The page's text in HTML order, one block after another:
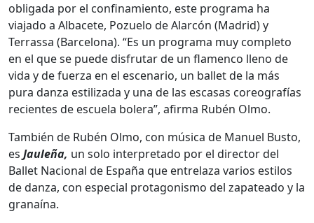
obligada por el confinamiento, este programa ha
viajado a Albacete, Pozuelo de Alarcón (Madrid) y
Terrassa (Barcelona). “Es un programa muy completo
en el que se puede disfrutar de un flamenco lleno de
vida y de fuerza en el escenario, un ballet de la más
pura danza estilizada y una de las escasas coreografías
recientes de escuela bolera”, afirma Rubén Olmo.
También de Rubén Olmo, con música de Manuel Busto,
es Jauleña, un solo interpretado por el director del
Ballet Nacional de España que entrelaza varios estilos
de danza, con especial protagonismo del zapateado y la
granaína.